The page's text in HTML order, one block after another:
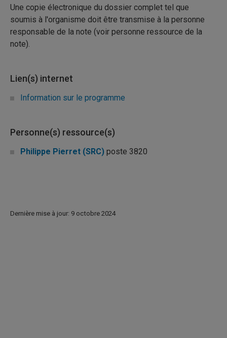
Une copie électronique du dossier complet tel que
soumis à l'organisme doit être transmise à la personne
responsable de la note (voir personne ressource de la
note).
Lien(s) internet
Information sur le programme
Personne(s) ressource(s)
Philippe Pierret (SRC) poste 3820
Dernière mise à jour: 9 octobre 2024